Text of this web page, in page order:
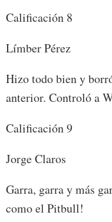
Calificación 8
Límber Pérez
Hizo todo bien y
anterior. Controló a
Calificación 9
Jorge Claros
Garra, garra y más
como el Pitbull!